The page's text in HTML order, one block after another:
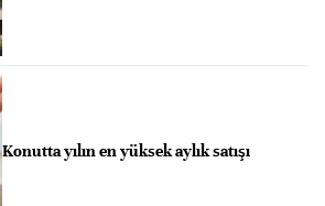
Konutta yılın en yüksek aylık satışı